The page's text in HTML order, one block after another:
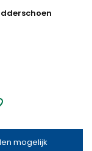
mogelijk